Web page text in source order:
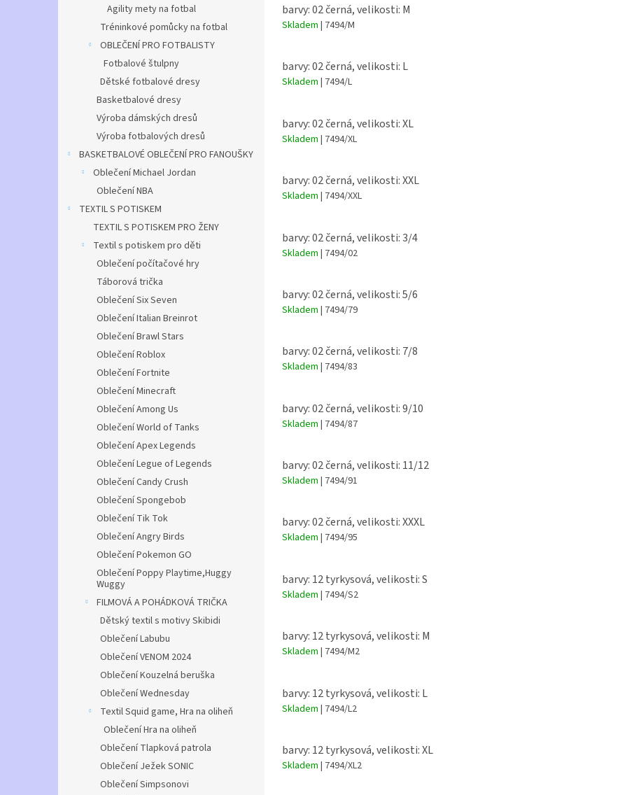
Agility mety na fotbal
Tréninkové pomůcky na fotbal
OBLEČENÍ PRO FOTBALISTY
Fotbalové štulpny
Dětské fotbalové dresy
Basketbalové dresy
Výroba dámských dresů
Výroba fotbalových dresů
BASKETBALOVÉ OBLEČENÍ PRO FANOUŠKY
Oblečení Michael Jordan
Oblečení NBA
TEXTIL S POTISKEM
TEXTIL S POTISKEM PRO ŽENY
Textil s potiskem pro děti
Oblečení počítačové hry
Táborová trička
Oblečení Six Seven
Oblečení Italian Breinrot
Oblečení Brawl Stars
Oblečení Roblox
Oblečení Fortnite
Oblečení Minecraft
Oblečení Among Us
Oblečení World of Tanks
Oblečení Apex Legends
Oblečení Legue of Legends
Oblečení Candy Crush
Oblečení Spongebob
Oblečení Tik Tok
Oblečení Angry Birds
Oblečení Pokemon GO
Oblečení Poppy Playtime,Huggy
Wuggy
FILMOVÁ A POHÁDKOVÁ TRIČKA
Dětský textil s motivy Skibidi
Oblečení Labubu
Oblečení VENOM 2024
Oblečení Kouzelná beruška
Oblečení Wednesday
Textil Squid game, Hra na oliheň
Oblečení Hra na oliheň
Oblečení Tlapková patrola
Oblečení Ježek SONIC
Oblečení Simpsonovi
Nassr
Vhodné
barvy: 02 černá, velikosti: M
Skladem | 7494/M
barvy: 02 černá, velikosti: L
Skladem | 7494/L
barvy: 02 černá, velikosti: XL
Skladem | 7494/XL
barvy: 02 černá, velikosti: XXL
Skladem | 7494/XXL
barvy: 02 černá, velikosti: 3/4
Skladem | 7494/02
barvy: 02 černá, velikosti: 5/6
Skladem | 7494/79
barvy: 02 černá, velikosti: 7/8
Skladem | 7494/83
barvy: 02 černá, velikosti: 9/10
Skladem | 7494/87
barvy: 02 černá, velikosti: 11/12
Skladem | 7494/91
barvy: 02 černá, velikosti: XXXL
Skladem | 7494/95
barvy: 12 tyrkysová, velikosti: S
Skladem | 7494/S2
barvy: 12 tyrkysová, velikosti: M
Skladem | 7494/M2
barvy: 12 tyrkysová, velikosti: L
Skladem | 7494/L2
barvy: 12 tyrkysová, velikosti: XL
Skladem | 7494/XL2